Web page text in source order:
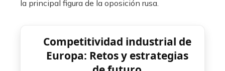
la principal figura de la oposición rusa.
Competitividad industrial de
Europa: Retos y estrategias